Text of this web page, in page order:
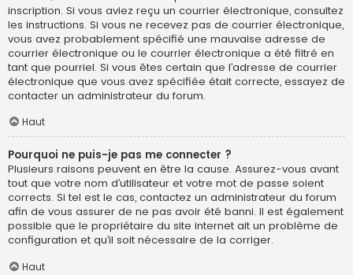
inscription. Si vous aviez reçu un courrier électronique, consultez
les instructions. Si vous ne recevez pas de courrier électronique,
vous avez probablement spécifié une mauvaise adresse de
courrier électronique ou le courrier électronique a été filtré en
tant que pourriel. Si vous êtes certain que l’adresse de courrier
électronique que vous avez spécifiée était correcte, essayez de
contacter un administrateur du forum.
Haut
Pourquoi ne puis-je pas me connecter ?
Plusieurs raisons peuvent en être la cause. Assurez-vous avant
tout que votre nom d’utilisateur et votre mot de passe soient
corrects. Si tel est le cas, contactez un administrateur du forum
afin de vous assurer de ne pas avoir été banni. Il est également
possible que le propriétaire du site internet ait un problème de
configuration et qu’il soit nécessaire de la corriger.
Haut